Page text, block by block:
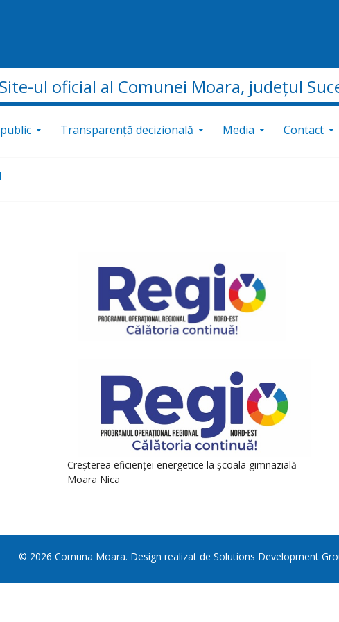
Site-ul oficial al Comunei Moara, județul
Transparență decizională Media Contact
Creșterea eficienței energetice la școala gimnazială
Moara Nica
© 2026 Comuna Moara. Design realizat de Solutions Development